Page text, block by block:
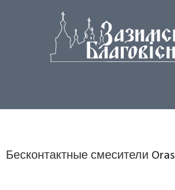
Бесконтактные смесители Oras